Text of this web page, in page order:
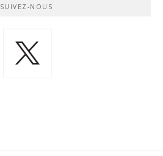
SUIVEZ-NOUS